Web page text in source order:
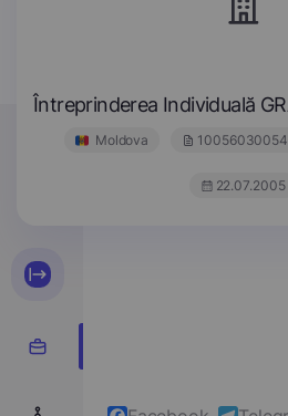
Întreprinderea Individuală
Moldova
22.07.2005